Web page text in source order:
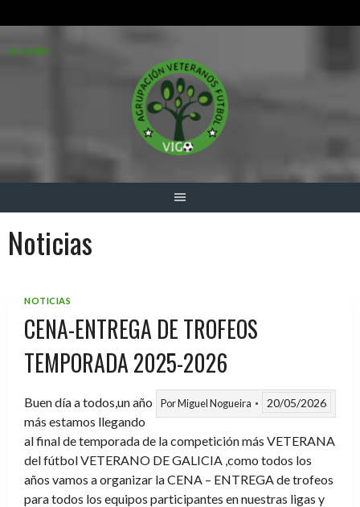
alAcceder
Noticias
NOTICIAS
CENA-ENTREGA DE TROFEOS
TEMPORADA 2025-2026
PorMiguel Nogueira 20/05/2026
Buen día a todos,un año
más estamos llegando
al final de temporada de la competición más VETERANA
del fútbol VETERANO DE GALICIA ,como todos los
años vamos a organizar la CENA – ENTREGA de trofeos
para todos los equipos participantes en nuestras ligas y